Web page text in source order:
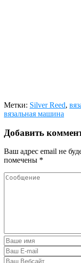
Метки: Silver Reed,
вязальная машина
Добавить
Ваш адрес email не
помечены *